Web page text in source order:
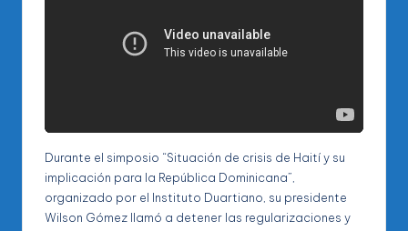
Durante el simposio “Situación de crisis de Haití y su
implicación para la República Dominicana”,
organizado por el Instituto Duartiano, su presidente
Wilson Gómez llamó a detener las regularizaciones y